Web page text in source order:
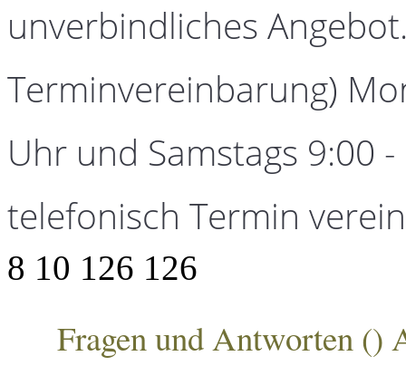
unverbindliches
Terminvereinbarung)
Uhr und Samstags 9:00
telefonisch Termin
8 10 126 126
Fragen und Antworten ()